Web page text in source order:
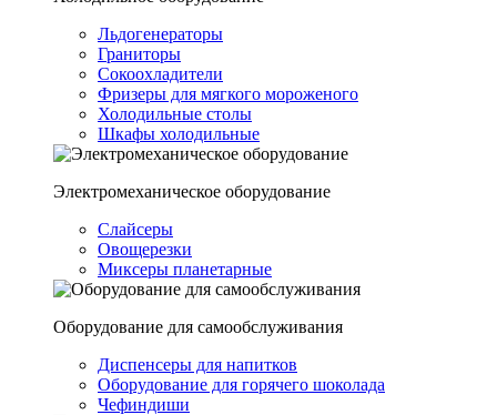
Льдогенераторы
Граниторы
Сокоохладители
Фризеры для мягкого мороженого
Холодильные столы
Шкафы холодильные
Электромеханическое оборудование
Слайсеры
Овощерезки
Миксеры планетарные
Оборудование для самообслуживания
Диспенсеры для напитков
Оборудование для горячего шоколада
Чефиндиши